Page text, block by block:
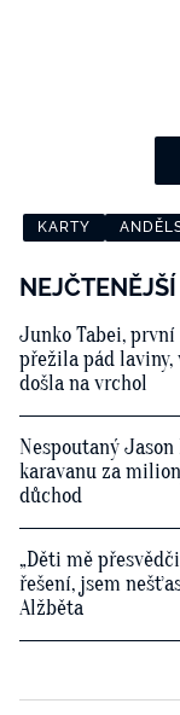
KARTY
Junko Tabei,
přežila pád
došla na vrchol
Nespoutaný
karavanu za
důchod
„Děti mě
řešení, jsem
Alžběta